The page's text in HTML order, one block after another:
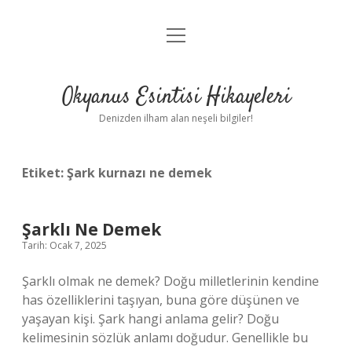
Anasayfa
Yasal Uyarı
menüyü
Okyanus Esintisi Hikayeleri
Denizden ilham alan neşeli bilgiler!
Etiket:Şark kurnazı ne demek
Şarklı Ne Demek
Tarih: Ocak 7, 2025
Şarklı olmak ne demek? Doğu milletlerinin kendine
has özelliklerini taşıyan, buna göre düşünen ve
yaşayan kişi. Şark hangi anlama gelir? Doğu
kelimesinin sözlük anlamı doğudur. Genellikle bu